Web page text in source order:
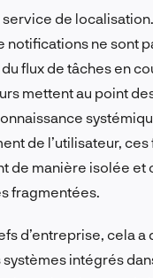
service de
notifications ne sont
flux de tâches en
mettent au point
de l’utilisateur,
de manière isolée et
fragmentées.
d’entreprise, cela
systèmes intégrés